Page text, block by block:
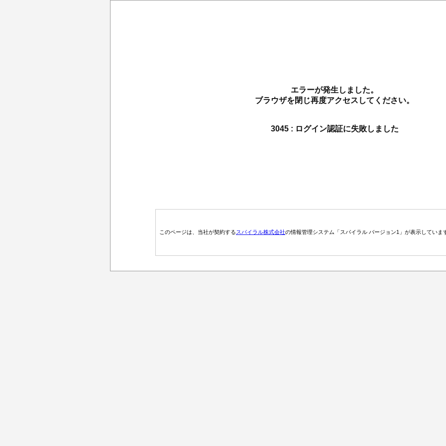
エラーが発生しました。
ブラウザを閉じ再度アクセスしてください。
3045 : ログイン認証に失敗しました
このページは、当社が契約するスパイラル株式会社の情報管理システム「スパイラル バージョン1」が表示していま